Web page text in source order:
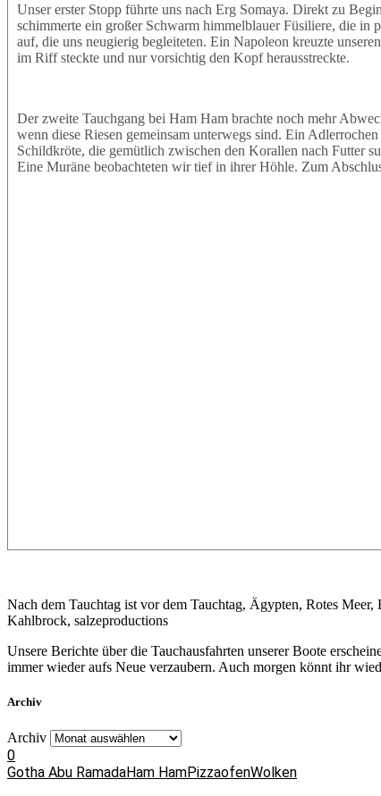
Unser erster Stopp führte uns nach Erg Somaya. Direkt zu
schimmerte ein großer Schwarm himmelblauer Füsiliere, die
auf, die uns neugierig begleiteten. Ein Napoleon kreuzte
im Riff steckte und nur vorsichtig den Kopf herausstreckte.
Der zweite Tauchgang bei Ham Ham brachte noch mehr
wenn diese Riesen gemeinsam unterwegs sind. Ein
Schildkröte, die gemütlich zwischen den Korallen nach Futter
Eine Muräne beobachteten wir tief in ihrer Höhle. Zum
Nach dem Tauchtag ist vor dem Tauchtag, Ägypten, Rotes
Kahlbrock, salzeproductions
Unsere Berichte über die Tauchausfahrten unserer Boote
immer wieder aufs Neue verzaubern. Auch morgen könnt ihr
Archiv
Archiv
0
Gotha Abu RamadaHam HamPizzaofenWolken